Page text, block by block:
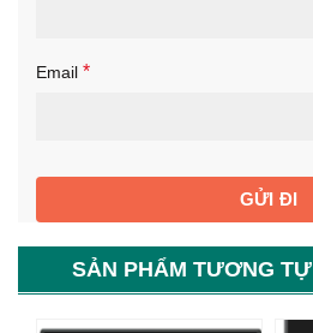
Email *
SẢN PHẨM TƯƠNG TỰ